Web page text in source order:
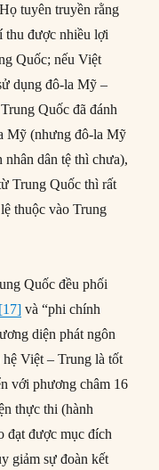
tuyên truyền rằng
thu được nhiều lợi
Quốc; nếu Việt
dụng đô-la Mỹ –
Quốc đã đánh
Mỹ (nhưng đô-la Mỹ
nhân dân tệ thì chưa),
Trung Quốc thì rất
thuộc vào Trung
Quốc đều phối
[17] và “phi chính
diện phát ngôn
Việt – Trung là tốt
với phương châm 16
thực thi (hành
đạt được mục đích
giảm sự đoàn kết